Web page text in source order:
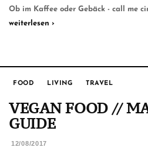
Ob im Kaffee oder Gebäck - call me
weiterlesen ›
FOOD LIVING TRAVEL
VEGAN FOOD //
GUIDE
12/08/2017